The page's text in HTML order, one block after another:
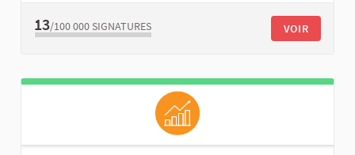
13/100 000 SIGNATURES VOIR